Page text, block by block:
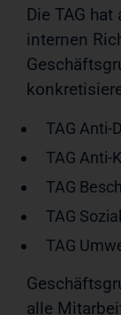
Die TAG
internen
TAG Anti-
TAG Anti-
TAG
TAG
TAG
alle